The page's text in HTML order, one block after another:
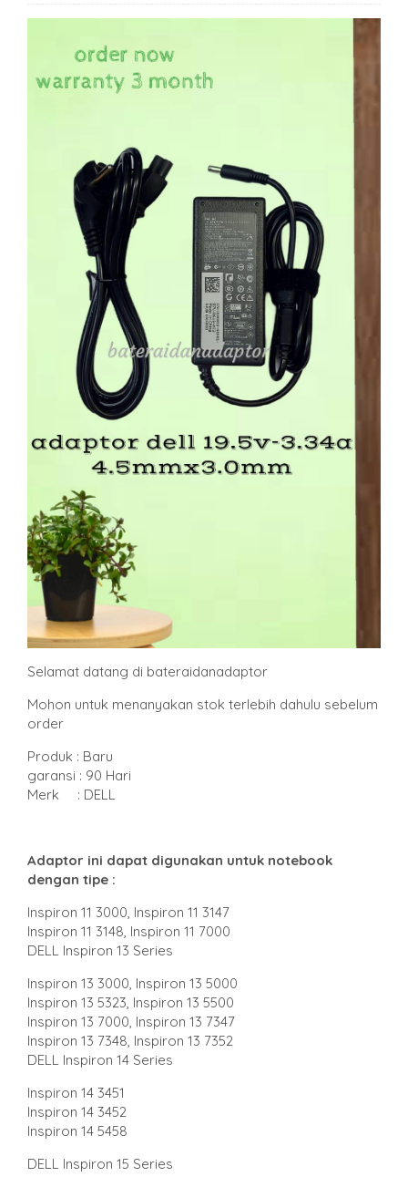
Selamat datang di bateraidanadaptor
Mohon untuk menanyakan stok terlebih dahulu sebelum
order
Produk : Baru
garansi : 90 Hari
Merk : DELL
Adaptor ini dapat digunakan untuk notebook
dengan tipe :
Inspiron 11 3000, Inspiron 11 3147
Inspiron 11 3148, Inspiron 11 7000
DELL Inspiron 13 Series
Inspiron 13 3000, Inspiron 13 5000
Inspiron 13 5323, Inspiron 13 5500
Inspiron 13 7000, Inspiron 13 7347
Inspiron 13 7348, Inspiron 13 7352
DELL Inspiron 14 Series
Inspiron 14 3451
Inspiron 14 3452
Inspiron 14 5458
DELL Inspiron 15 Series